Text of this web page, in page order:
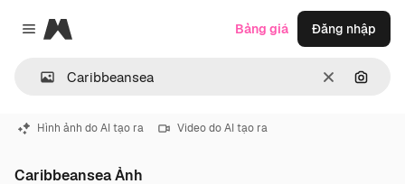
Close menu
Magnific
ThôngTìm
Bảng giá Đăng nhập
Hình ảnh do AI tạo ra Video do AI tạo ra
Caribbeansea Ảnh